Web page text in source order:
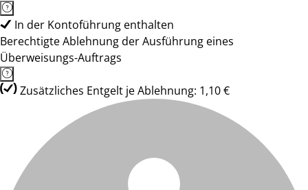
In der Kontoführung enthalten
Berechtigte Ablehnung der Ausführung eines
Überweisungs-Auftrags
Zusätzliches Entgelt je Ablehnung: 1,10 €